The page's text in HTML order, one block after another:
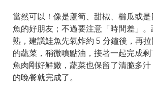
當然可以！像是蘆筍、甜椒、櫛瓜或
魚的好朋友；不過要注意「時間差」
熟，建議鮭魚先氣炸約 5 分鐘後，再
的蔬菜，稍微噴點油，接著一起完成
魚肉剛好鮮嫩，蔬菜也保留了清脆多
的晚餐就完成了。